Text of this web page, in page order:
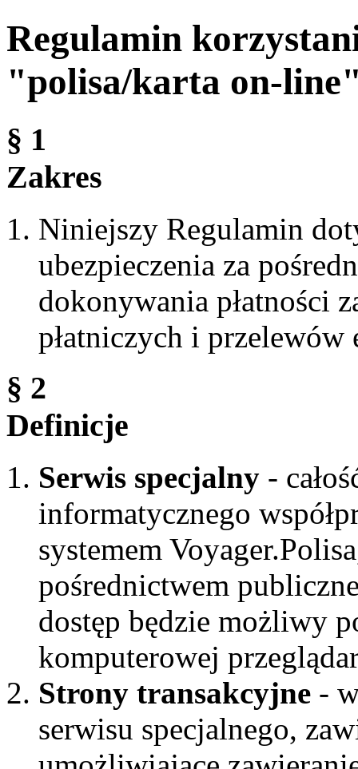
Regulamin
"polisa/karta on-
§ 1
Zakres
Niniejszy Regulamin
ubezpieczenia za
dokonywania płatności
płatniczych i
§ 2
Definicje
Serwis specjalny -
informatycznego
systemem
pośrednictwem
dostęp będzie możliwy
komputerowej
Strony transakcyjne -
serwisu specjalnego,